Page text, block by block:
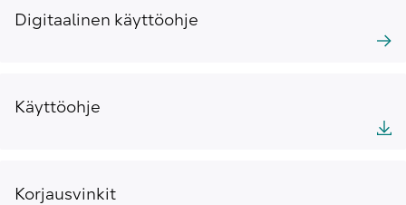
Digitaalinen käyttöohje
Käyttöohje
Korjausvinkit